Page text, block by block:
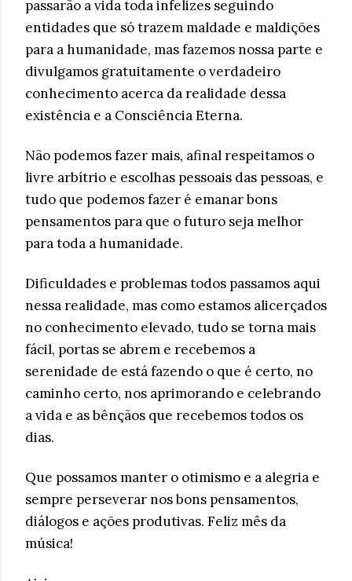
passarão a vida toda infelizes seguindo
entidades que só trazem maldade e maldições
para a humanidade, mas fazemos nossa parte e
divulgamos gratuitamente o verdadeiro
conhecimento acerca da realidade dessa
existência e a Consciência Eterna.
Não podemos fazer mais, afinal respeitamos o
livre arbítrio e escolhas pessoais das pessoas, e
tudo que podemos fazer é emanar bons
pensamentos para que o futuro seja melhor
para toda a humanidade.
Dificuldades e problemas todos passamos aqui
nessa realidade, mas como estamos alicerçados
no conhecimento elevado, tudo se torna mais
fácil, portas se abrem e recebemos a
serenidade de está fazendo o que é certo, no
caminho certo, nos aprimorando e celebrando
a vida e as bênçãos que recebemos todos os
dias.
Que possamos manter o otimismo e a alegria e
sempre perseverar nos bons pensamentos,
diálogos e ações produtivas. Feliz mês da
música!